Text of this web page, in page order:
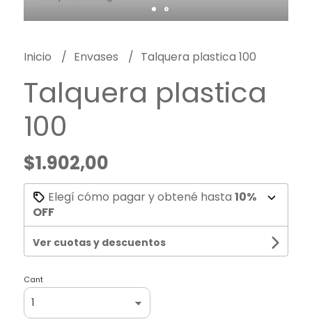
Inicio Envases Talquera plastica 100
Talquera plastica
100
$1.902,00
Elegí cómo pagar y obtené hasta 10%
OFF
Ver cuotas y descuentos
Cant